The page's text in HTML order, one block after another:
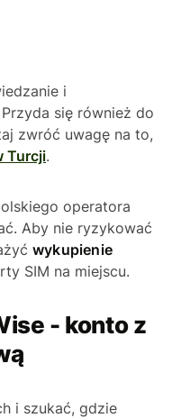
i
się również do
zwróć uwagę na to,
Turcji.
operatora
Aby nie ryzykować
wykupienie
SIM na miejscu.
- konto z
i szukać, gdzie